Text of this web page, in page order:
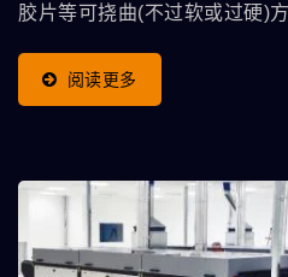
胶片等可挠曲(不过软或过硬)
浆料(导电、遮蔽…)。 全自动
作便捷舒适，适合批量大印务。
阅读更多